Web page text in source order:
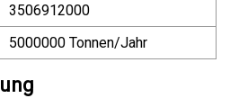
3506912000
5000000 Tonnen/Jahr